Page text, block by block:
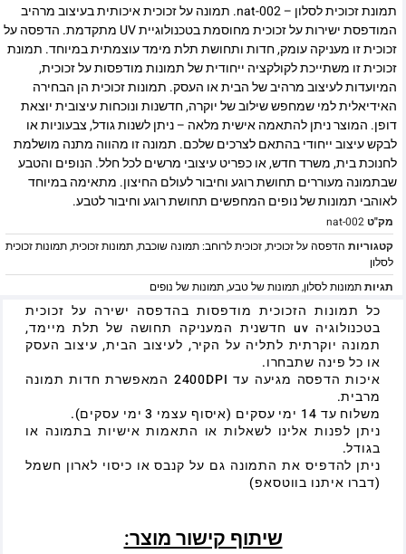
תמונת זכוכית לסלון – nat-002. תמונה על זכוכית איכותית בעיצוב מרהיב
המודפסת ישירות על זכוכית מחוסמת בטכנולוגיית UV מתקדמת. הדפסה על
זכוכית זו מעניקה עומק, חדות ותחושת תלת מימד עוצמתית במיוחד. תמונת
זכוכית זו משתייכת לקולקציה ייחודית של תמונות מודפסות על זכוכית,
המיועדות לעיצוב מרהיב של הבית או העסק. תמונות זכוכית הן הבחירה
האידיאלית למי שמחפש שילוב של יוקרה, חדשנות ונוכחות עיצובית יוצאת
דופן. המוצר ניתן להתאמה אישית מלאה – ניתן לשנות גודל, צבעוניות או
לבקש עיצוב ייחודי בהתאם לצרכים שלכם. תמונה זו מהווה מתנה מושלמת
לחנוכת בית, משרד חדש, או כפריט עיצובי מרשים לכל חלל. הנופים והטבע
שבתמונה מעוררים תחושת רוגע וחיבור לעולם החיצון. מתאימה במיוחד
לאוהבי תמונות של נופים המחפשים תחושת רוגע וחיבור לטבע.
מק"טnat-002
קטגוריות הדפסה על זכוכית,זכוכית לרוחב: תמונה שוכבת,תמונות זכוכית,תמונות זכוכית
לסלון
תגיותתמונות לסלון,תמונות של טבע,תמונות של נופים
כל תמונות הזכוכית מודפסות בהדפסה ישירה על זכוכית
בטכנולוגיה uv חדשנית המעניקה תחושה של תלת מיימד,
תמונה יוקרתית לתליה על הקיר, לעיצוב הבית, עיצוב העסק
או כל פינה שתבחרו.
איכות הדפסה מגיעה עד 2400DPI המאפשרת חדות תמונה
מרבית.
משלוח עד 14 ימי עסקים (איסוף עצמי 3 ימי עסקים).
ניתן לפנות אלינו לשאלות או התאמות אישיות בתמונה או
בגודל.
ניתן להדפיס את התמונה גם על קנבס או כיסוי לארון חשמל
(דברו איתנו בווטסאפ)
שיתוף קישור מוצר: